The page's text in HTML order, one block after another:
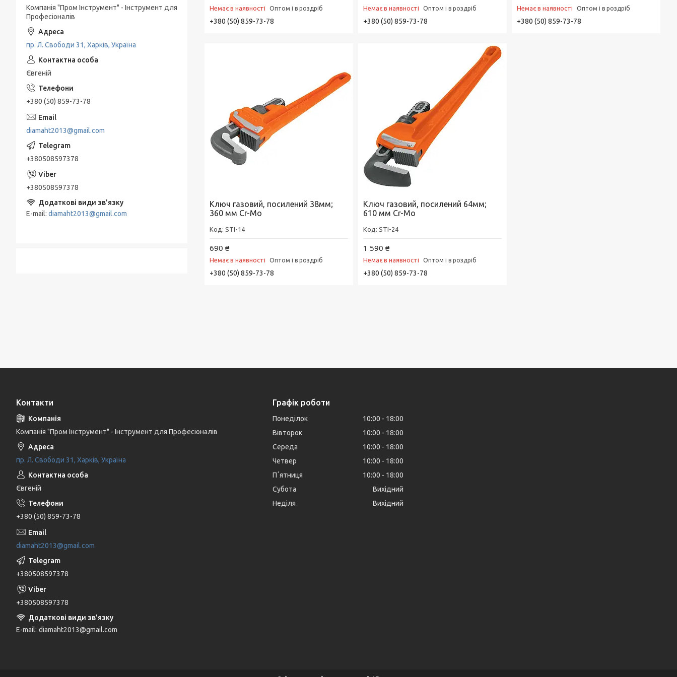
Немає в наявності Оптом і в роздріб
+380 (50) 859-73-78
Немає в наявності Оптом і в роздріб
+380 (50) 859-73-78
Немає в наявності Оптом і в роздріб
+380 (50) 859-73-78
Ключ газовий, посилений 38мм;
360 мм Cr-Mo
STI-14
690 ₴
Немає в наявності Оптом і в роздріб
+380 (50) 859-73-78
Ключ газовий, посилений 64мм;
610 мм Cr-Mo
STI-24
1 590 ₴
Немає в наявності Оптом і в роздріб
+380 (50) 859-73-78
Компанія "Пром Інструмент" - Інструмент для
Професіоналів
пр. Л. Свободи 31, Харків, Україна
Євгеній
+380 (50) 859-73-78
diamaht2013@gmail.com
+380508597378
+380508597378
E-mail diamaht2013@gmail.com
Контакти
Компанія "Пром Інструмент" - Інструмент для Професіоналів
пр. Л. Свободи 31, Харків, Україна
Євгеній
+380 (50) 859-73-78
diamaht2013@gmail.com
+380508597378
+380508597378
E-mail diamaht2013@gmail.com
Графік роботи
Понеділок 10:00
18:00
Вівторок
10:00
18:00
Середа
10:00
18:00
Четвер
10:00
18:00
Пʼятниця
10:00
18:00
Субота
Вихідний
Неділя
Вихідний